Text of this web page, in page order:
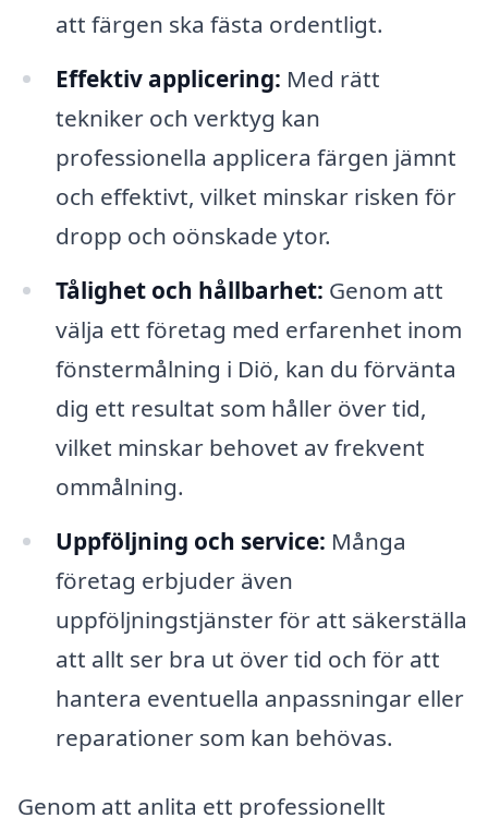
att färgen ska fästa ordentligt.
Effektiv applicering: Med rätt
tekniker och verktyg kan
professionella applicera färgen jämnt
och effektivt, vilket minskar risken för
dropp och oönskade ytor.
Tålighet och hållbarhet: Genom att
välja ett företag med erfarenhet inom
fönstermålning i Diö, kan du förvänta
dig ett resultat som håller över tid,
vilket minskar behovet av frekvent
ommålning.
Uppföljning och service: Många
företag erbjuder även
uppföljningstjänster för att säkerställa
att allt ser bra ut över tid och för att
hantera eventuella anpassningar eller
reparationer som kan behövas.
Genom att anlita ett professionellt